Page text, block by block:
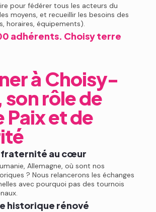
pour fédérer tous les acteurs du
moyens, et recueillir les besoins des
horaires, équipements).
adhérents. Choisy terre
à Choisy-
rôle de
Paix et de
fraternité au cœur
Allemagne, où sont nos
? Nous relancerons les échanges
avec pourquoi pas des tournois
historique rénové